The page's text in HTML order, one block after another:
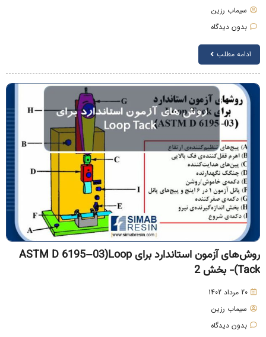
سیماب رزین
بدون دیدگاه
ادامه مطلب
روش‌های آزمون استاندارد برای ASTM D 6195–03)Loop
Tack)- بخش 2
20 مرداد 1402
سیماب رزین
بدون دیدگاه